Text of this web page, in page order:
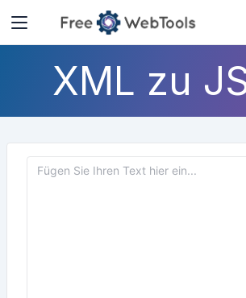
XML zu